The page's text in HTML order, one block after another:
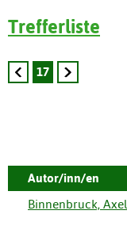
Trefferliste
17
Autor/inn/en
Binnenbruck, Axel